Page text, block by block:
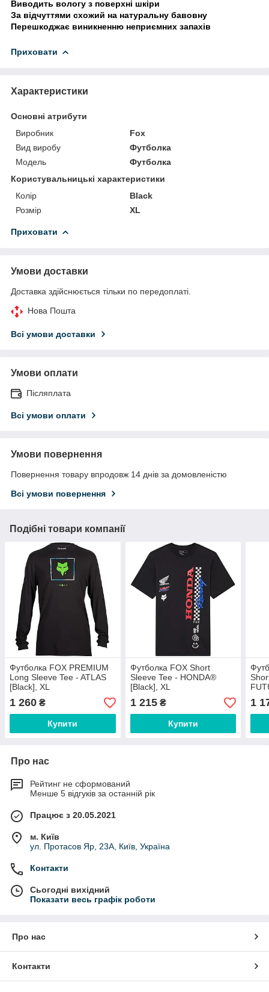
Виводить вологу з поверхні шкіри
За відчуттями схожий на натуральну бавовну
Перешкоджає виникненню неприємних запахів
Приховати
Характеристики
Основні атрибути
Виробник
Fox
Вид виробу
Футболка
Модель
Футболка
Користувальницькі характеристики
Колір
Black
Розмір
XL
Приховати
Умови доставки
Доставка здійснюється тільки по передоплаті.
Нова Пошта
Всі умови доставки
Умови оплати
Післяплата
Всі умови оплати
Умови повернення
Повернення товару впродовж 14 днів за домовленістю
Всі умови повернення
Подібні товари компанії
Футболка FOX PREMIUM
Long Sleeve Tee - ATLAS
[Black], XL
1 260 ₴
Купити
Футболка FOX Short
Sleeve Tee - HONDA®
[Black], XL
1 215₴
Купити
1
Про нас
Рейтинг не сформований
Менше 5 відгуків за останній рік
Працює з 20.05.2021
м. Київ
ул. Протасов Яр, 23А, Київ, Україна
Контакти
Сьогодні вихідний
Показати весь графік роботи
Про нас
Контакти